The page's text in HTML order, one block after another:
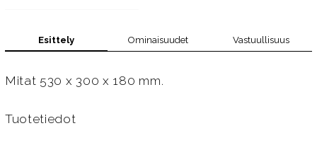
Esittely Ominaisuudet Vastuullisuus
Mitat 530 x 300 x 180 mm.
Tuotetiedot